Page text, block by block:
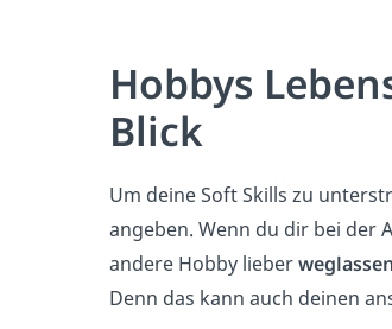
Hobbys
Blick
Um deine Soft Skills zu
angeben. Wenn du dir bei der
andere Hobby lieberweglassen
Denn das kann auch deinen